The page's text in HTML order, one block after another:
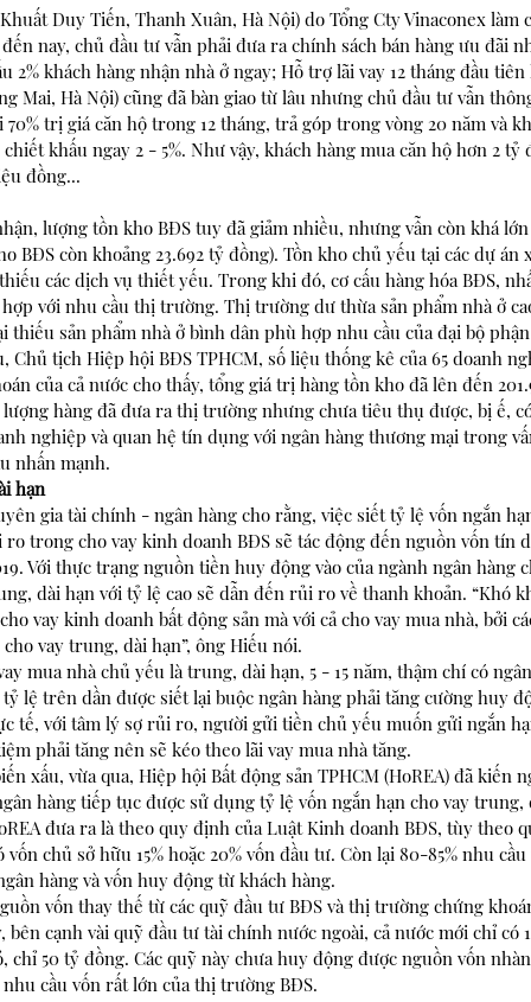
Duy Tiến, Thanh Xuân, Hà Nội) do Tổng Cty Vinaconex
nay, chủ đầu tư vẫn phải đưa ra chính sách bán hàng ưu đãi
2% khách hàng nhận nhà ở ngay; Hỗ trợ lãi vay 12 tháng đầu
Mai, Hà Nội) cũng đã bàn giao từ lâu nhưng chủ đầu tư vẫn
70% trị giá căn hộ trong 12 tháng, trả góp trong vòng 20 năm và
khấu ngay 2 - 5%. Như vậy, khách hàng mua căn hộ hơn 2
đồng...
lượng tồn kho BĐS tuy đã giảm nhiều, nhưng vẫn còn khá
BĐS còn khoảng 23.692 tỷ đồng). Tồn kho chủ yếu tại các dự
các dịch vụ thiết yếu. Trong khi đó, cơ cấu hàng hóa BĐS,
với nhu cầu thị trường. Thị trường dư thừa sản phẩm nhà ở
thiếu sản phẩm nhà ở bình dân phù hợp nhu cầu của đại bộ
Chủ tịch Hiệp hội BĐS TPHCM, số liệu thống kê của 65 doanh
của cả nước cho thấy, tổng giá trị hàng tồn kho đã lên đến
hàng đã đưa ra thị trường nhưng chưa tiêu thụ được, bị ế,
nghiệp và quan hệ tín dụng với ngân hàng thương mại trong
nhấn mạnh.
hạn
gia tài chính - ngân hàng cho rằng, việc siết tỷ lệ vốn ngắn
ro trong cho vay kinh doanh BĐS sẽ tác động đến nguồn vốn tín
Với thực trạng nguồn tiền huy động vào của ngành ngân hàng
dài hạn với tỷ lệ cao sẽ dẫn đến rủi ro về thanh khoản. “Khó
vay kinh doanh bất động sản mà với cả cho vay mua nhà, bởi
vay trung, dài hạn”, ông Hiếu nói.
mua nhà chủ yếu là trung, dài hạn, 5 - 15 năm, thậm chí có
tỷ lệ trên dần được siết lại buộc ngân hàng phải tăng cường huy
tế, với tâm lý sợ rủi ro, người gửi tiền chủ yếu muốn gửi ngắn
phải tăng nên sẽ kéo theo lãi vay mua nhà tăng.
xấu, vừa qua, Hiệp hội Bất động sản TPHCM (HoREA) đã kiến
hàng tiếp tục được sử dụng tỷ lệ vốn ngắn hạn cho vay trung,
đưa ra là theo quy định của Luật Kinh doanh BĐS, tùy theo
chủ sở hữu 15% hoặc 20% vốn đầu tư. Còn lại 80-85% nhu
hàng và vốn huy động từ khách hàng.
vốn thay thế từ các quỹ đầu tư BĐS và thị trường chứng
bên cạnh vài quỹ đầu tư tài chính nước ngoài, cả nước mới chỉ có
chỉ 50 tỷ đồng. Các quỹ này chưa huy động được nguồn vốn
cầu vốn rất lớn của thị trường BĐS.